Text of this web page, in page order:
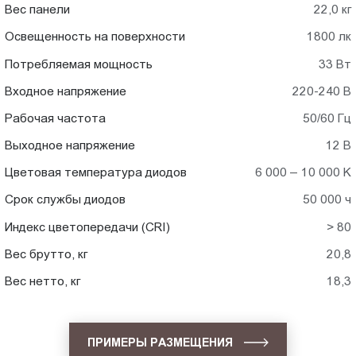
Вес панели 22,0 кг
Освещенность на поверхности 1800 лк
Потребляемая мощность 33 Вт
Входное напряжение 220-240 В
Рабочая частота 50/60 Гц
Выходное напряжение 12 В
Цветовая температура диодов 6 000 – 10 000 K
Срок службы диодов 50 000 ч
Индекс цветопередачи (CRI) > 80
Вес брутто, кг 20,8
Вес нетто, кг 18,3
ПРИМЕРЫ РАЗМЕЩЕНИЯ